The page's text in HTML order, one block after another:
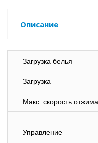
Описание
Загрузка белья
Загрузка
Макс. скорость отжима
Управление